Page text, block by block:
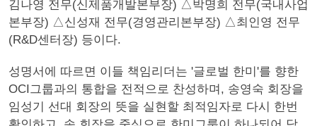
김나영 전무(신제품개발본부장) △박명희 전무(국내사업
본부장) △신성재 전무(경영관리본부장) △최인영 전무
(R&D센터장) 등이다.
성명서에 따르면 이들 책임리더는 '글로벌 한미'를 향한
OCI그룹과의 통합을 전적으로 찬성하며, 송영숙 회장을
임성기 선대 회장의 뜻을 실현할 최적임자로 다시 한번